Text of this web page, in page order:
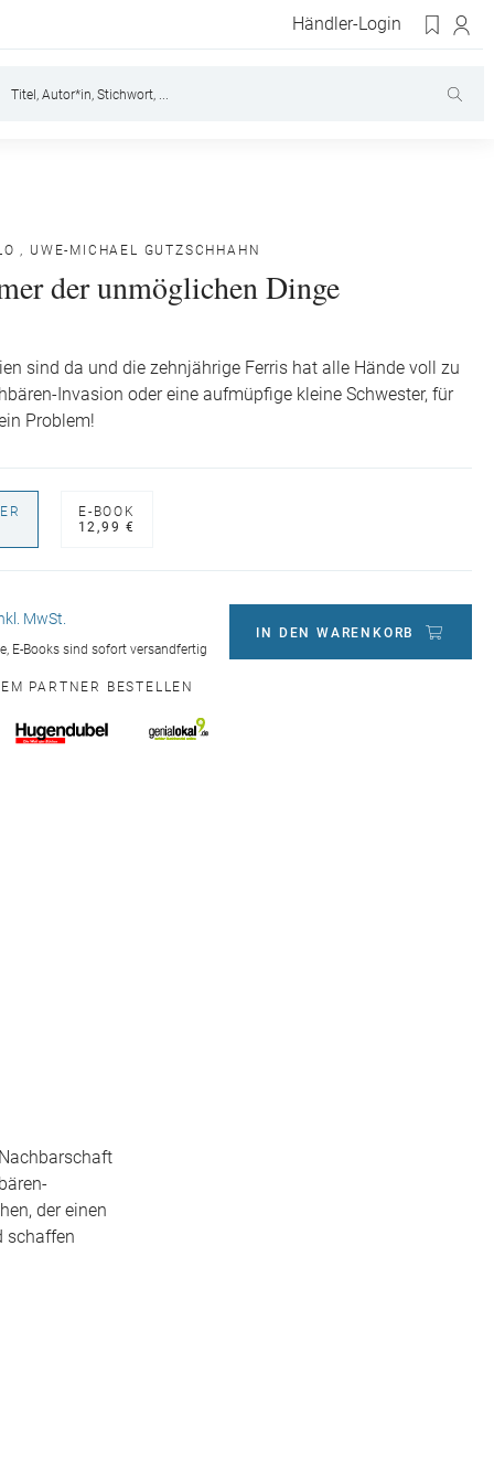
Händler-Login
, UWE-MICHAEL GUTZSCHHAHN
der unmöglichen Dinge
sind da und die zehnjährige Ferris hat alle Hände voll zu
Invasion oder eine aufmüpfige kleine Schwester, für
Problem!
E-BOOK
12,99 €
MwSt.
E-Books sind sofort versandfertig
IN DEN WARENKORB
PARTNER BESTELLEN
der einen
schaffen